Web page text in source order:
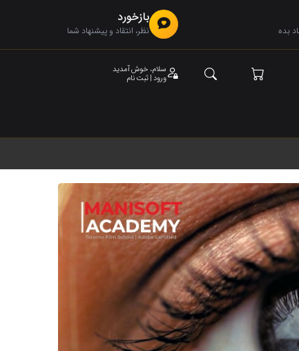
بده
بازخورد
نظر، انتقاد و پیشنهاد شما
سلام، خوش آمدید
ورود | ثبت نام